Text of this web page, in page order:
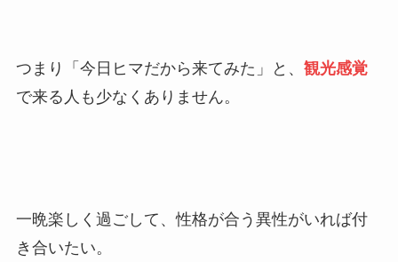
つまり「今日ヒマだから来てみた」と、 観光感覚
で来る人も少なくありません。
一晩楽しく過ごして、性格が合う異性がいれば付
き合いたい。